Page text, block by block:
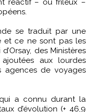
réactif – ou frileux –
se traduit par une
et ce ne sont pas les
des Ministères
aux lourdes
agences de voyages
a connu durant la
d’évolution (+ 46,9